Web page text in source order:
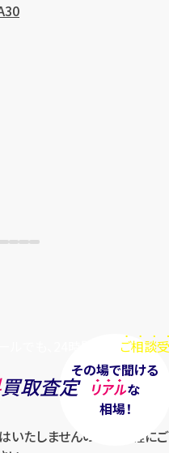
金額をお伝えいた
料相談する
ご相談
その場で聞ける
リアルな
相場！
取査定
いたしませんのでお気軽にご